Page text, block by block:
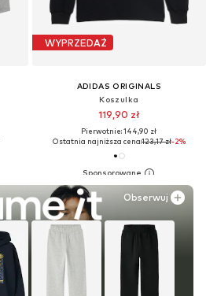
WYPRZEDAŻ
ADIDAS ORIGINALS
Koszulka
119,90 zł
Pierwotnie: 144,90 zł
Ostatnia najniższa cena:123,17 zł-2%
Obserwuj